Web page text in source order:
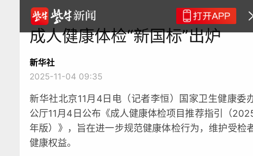
成人健康体检“新国标”出炉
新华社
2025-11-04 09:35
新华社北京11月4日电（记者李恒）国家卫生健康委
公厅11月4日公布《成人健康体检项目推荐指引（
年版）》，旨在进一步规范健康体检行为，维护受检
健康权益。